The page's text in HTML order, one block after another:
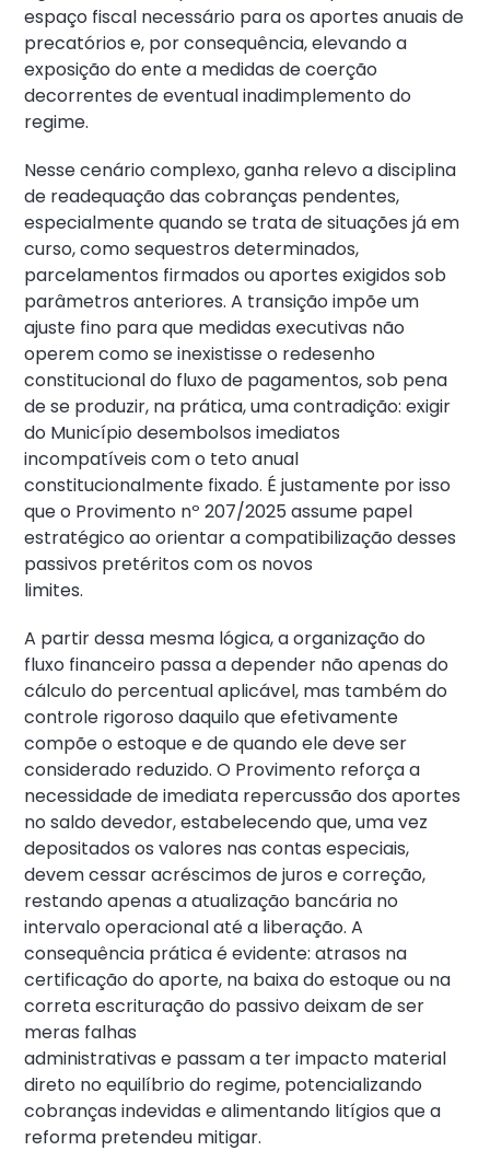
espaço fiscal necessário para os aportes anuais de
precatórios e, por consequência, elevando a
exposição do ente a medidas de coerção
decorrentes de eventual inadimplemento do
regime.
Nesse cenário complexo, ganha relevo a disciplina
de readequação das cobranças pendentes,
especialmente quando se trata de situações já em
curso, como sequestros determinados,
parcelamentos firmados ou aportes exigidos sob
parâmetros anteriores. A transição impõe um
ajuste fino para que medidas executivas não
operem como se inexistisse o redesenho
constitucional do fluxo de pagamentos, sob pena
de se produzir, na prática, uma contradição: exigir
do Município desembolsos imediatos
incompatíveis com o teto anual
constitucionalmente fixado. É justamente por isso
que o Provimento nº 207/2025 assume papel
estratégico ao orientar a compatibilização desses
passivos pretéritos com os novos
limites.
A partir dessa mesma lógica, a organização do
fluxo financeiro passa a depender não apenas do
cálculo do percentual aplicável, mas também do
controle rigoroso daquilo que efetivamente
compõe o estoque e de quando ele deve ser
considerado reduzido. O Provimento reforça a
necessidade de imediata repercussão dos aportes
no saldo devedor, estabelecendo que, uma vez
depositados os valores nas contas especiais,
devem cessar acréscimos de juros e correção,
restando apenas a atualização bancária no
intervalo operacional até a liberação. A
consequência prática é evidente: atrasos na
certificação do aporte, na baixa do estoque ou na
correta escrituração do passivo deixam de ser
meras falhas
administrativas e passam a ter impacto material
direto no equilíbrio do regime, potencializando
cobranças indevidas e alimentando litígios que a
reforma pretendeu mitigar.